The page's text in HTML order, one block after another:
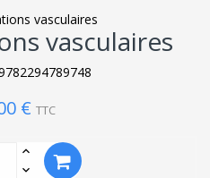
vasculaires
€ TTC